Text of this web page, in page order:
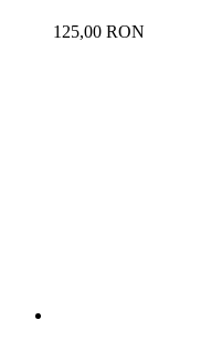
125,00 RON